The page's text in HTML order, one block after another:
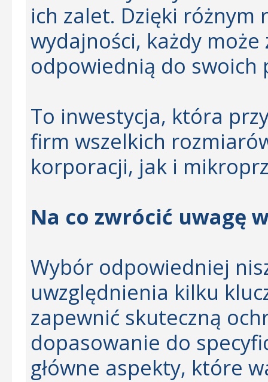
ich zalet. Dzięki
wydajności, każdy może
odpowiednią do swoich
To inwestycja, która
firm wszelkich
korporacji, jak i
Na co zwrócić uwagę
Wybór odpowiedniej
uwzględnienia kilku
zapewnić skuteczną
dopasowanie do
główne aspekty, które